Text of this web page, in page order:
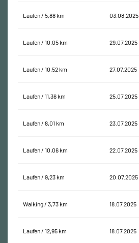
Laufen / 5,88 km 03.08.2025
Laufen / 10,05 km 29.07.2025
Laufen / 10,52 km 27.07.2025
Laufen / 11,36 km 25.07.2025
Laufen / 8,01 km 23.07.2025
Laufen / 10,06 km 22.07.2025
Laufen / 9,23 km 20.07.2025
Walking / 3,73 km 18.07.2025
Laufen / 12,95 km 18.07.2025